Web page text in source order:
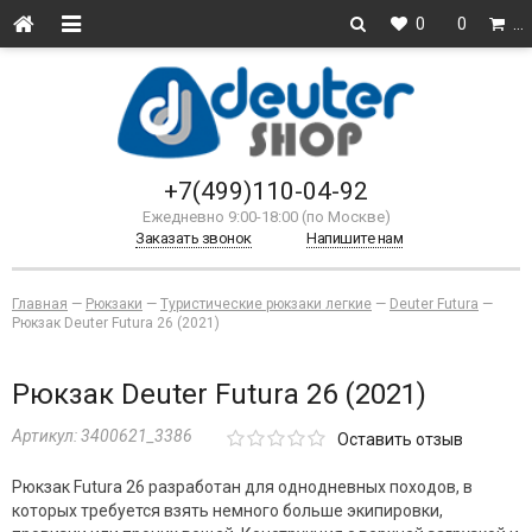
0 0
+7(499)110-04-92
Ежедневно 9:00-18:00 (по Москве)
Заказать звонок
Напишите нам
Главная — Рюкзаки — Туристические рюкзаки легкие — Deuter Futura —
Рюкзак Deuter Futura 26 (2021)
Рюкзак Deuter Futura 26 (2021)
Артикул:3400621_3386 Оставить отзыв
Рюкзак Futura 26 разработан для однодневных походов, в
которых требуется взять немного больше экипировки,